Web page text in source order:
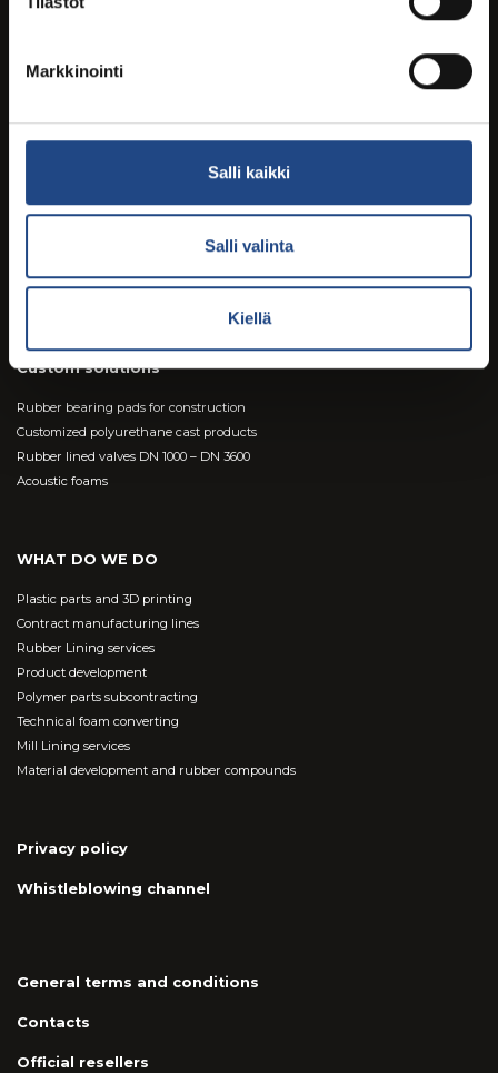
Markkinointi
Salli kaikki
Salli valinta
Kiellä
Digital brochures and magazines on ISSUU.com
Products & brands
Teknikum TEK-SPACER™ rebar spacers
Teknikum® Rubber Lined Steel Pipes
TEKNICROSS® rubber level crossing elements
Teknikum® Rubber mats and sheets
Custom solutions
Rubber bearing pads for construction
Customized polyurethane cast products
Rubber lined valves DN 1000 – DN 3600
Acoustic foams
WHAT DO WE DO
Plastic parts and 3D printing
Contract manufacturing lines
Rubber Lining services
Product development
Polymer parts subcontracting
Technical foam converting
Mill Lining services
Material development and rubber compounds
Privacy policy
Whistleblowing channel
General terms and conditions
Contacts
Official resellers